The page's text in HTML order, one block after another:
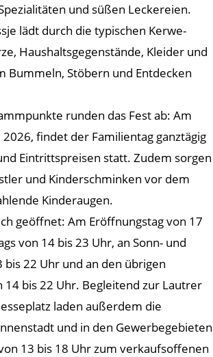
und süßen Leckereien.
lädt durch die typischen Kerwe-
Haushaltsgegenstände, Kleider und
Bummeln, Stöbern und Entdecken
runden das Fest ab: Am
findet der Familientag ganztägig
Eintrittspreisen statt. Zudem sorgen
und Kinderschminken vor dem
Kinderaugen.
geöffnet: Am Eröffnungstag von 17
von 14 bis 23 Uhr, an Sonn- und
bis 22 Uhr und an den übrigen
14 bis 22 Uhr. Begleitend zur Lautrer
laden außerdem die
und in den Gewerbegebieten
13 bis 18 Uhr zum verkaufsoffenen